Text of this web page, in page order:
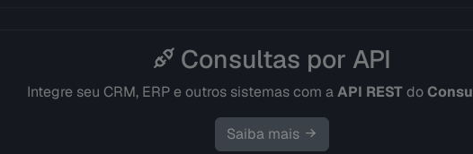
Consultas por API
Integre seu CRM, ERP e outros sistemas com aAPI RESTdo
Saiba mais